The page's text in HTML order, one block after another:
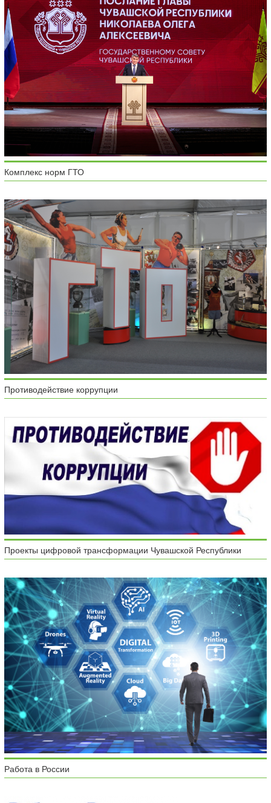
Комплекс норм ГТО
Противодействие коррупции
Проекты цифровой трансформации Чувашской Республики
Работа в России